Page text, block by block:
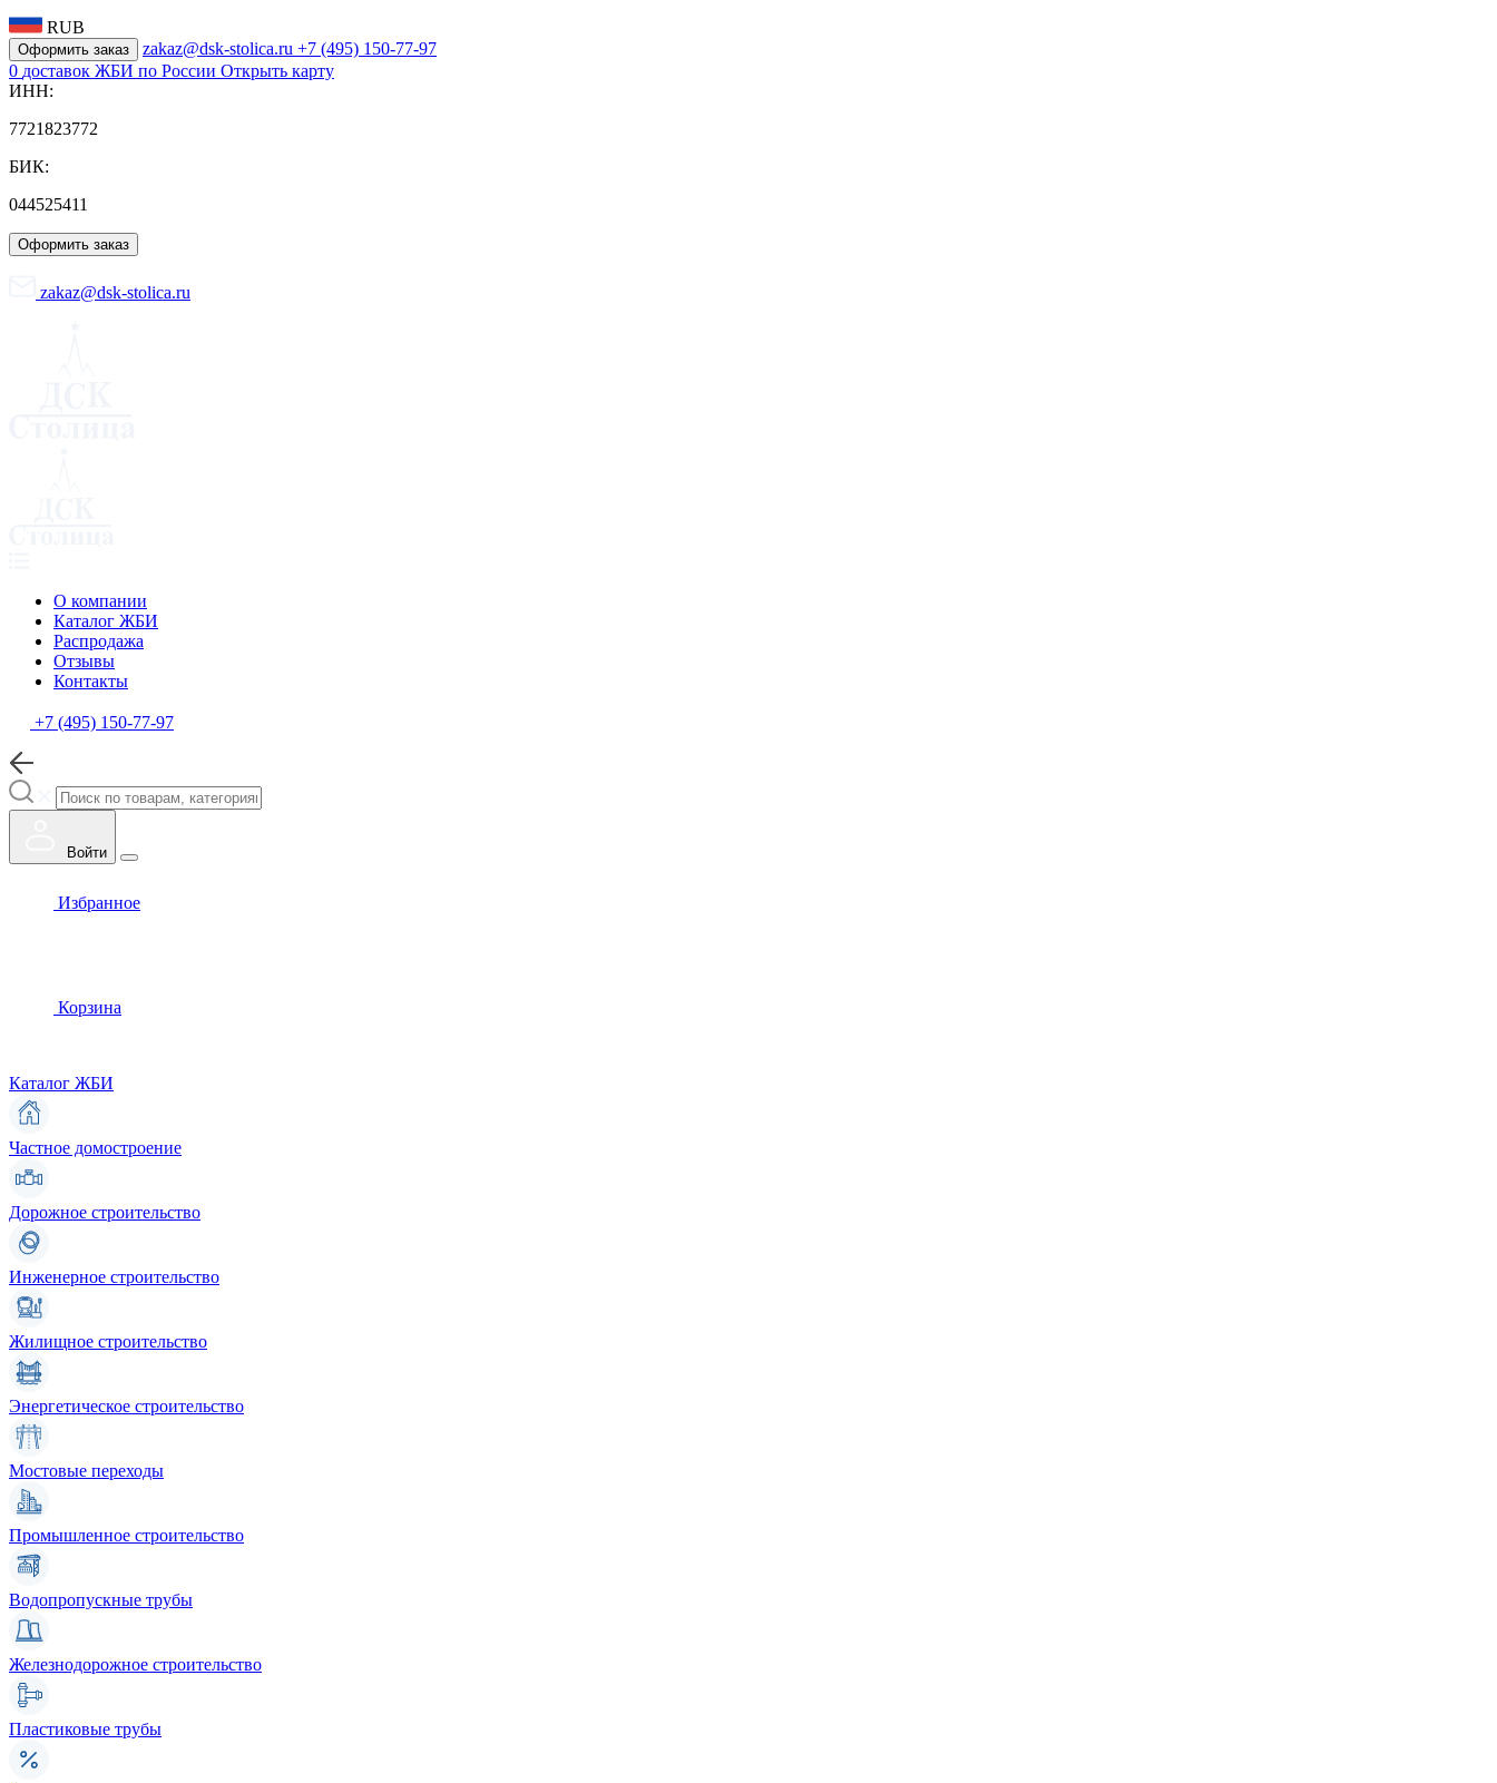
RUB
Оформить заказ zakaz@dsk-stolica.ru +7 (495) 150-77-97
0 доставок ЖБИ по России Открыть карту
ИНН:
7721823772
БИК:
044525411
Оформить заказ
zakaz@dsk-stolica.ru
О компании
Каталог ЖБИ
Распродажа
Отзывы
Контакты
+7 (495) 150-77-97
Войти
Избранное
Корзина
Каталог ЖБИ
Частное домостроение
Дорожное строительство
Инженерное строительство
Жилищное строительство
Энергетическое строительство
Мостовые переходы
Промышленное строительство
Водопропускные трубы
Железнодорожное строительство
Пластиковые трубы